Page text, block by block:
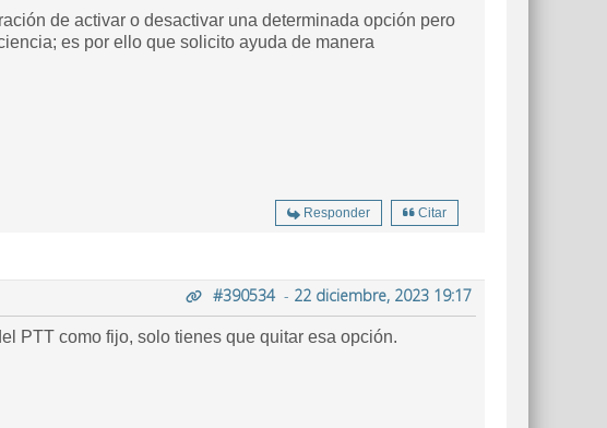
de activar o desactivar una determinada opción pero
es por ello que solicito ayuda de manera
Responder Citar
#390534- 22 diciembre, 2023 19:17
PTT como fijo, solo tienes que quitar esa opción.